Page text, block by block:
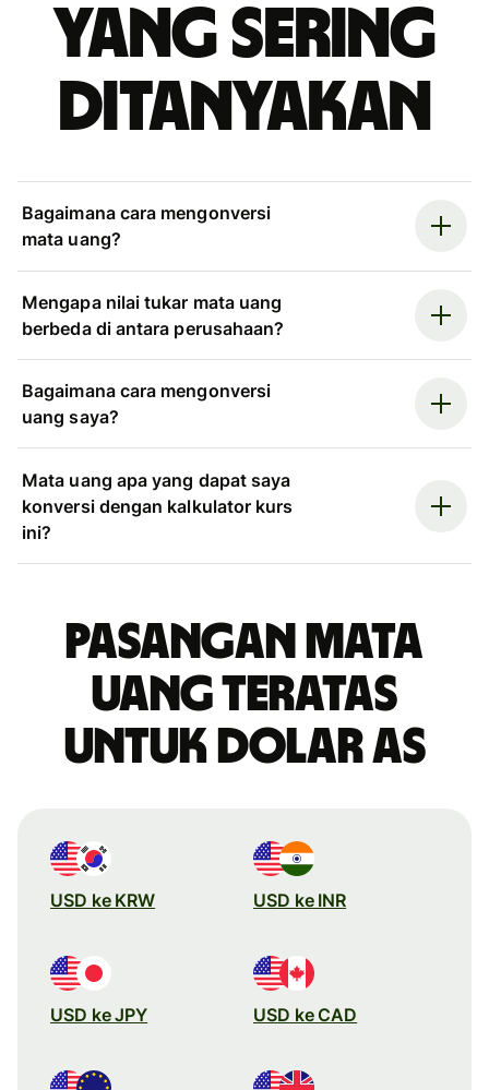
yang sering
ditanyakan
Bagaimana cara mengonversi
mata uang?
Mengapa nilai tukar mata uang
berbeda di antara perusahaan?
Bagaimana cara mengonversi
uang saya?
Mata uang apa yang dapat saya
konversi dengan kalkulator kurs
ini?
Pasangan mata
uang teratas
untuk dolar AS
USD ke KRW USD ke INR
USD ke JPY USD ke CAD